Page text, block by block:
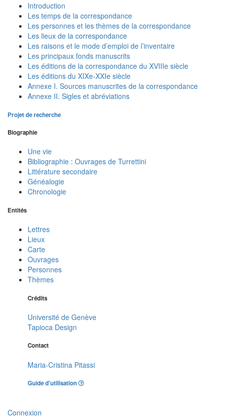
Introduction
Les temps de la correspondance
Les personnes et les thèmes de la correspondance
Les lieux de la correspondance
Les raisons et le mode d’emploi de l’inventaire
Les principaux fonds manuscrits
Les éditions de la correspondance du XVIIIe siècle
Les éditions du XIXe-XXIe siècle
Annexe I. Sources manuscrites de la correspondance
Annexe II. Sigles et abréviations
Projet de recherche
Biographie
Une vie
Bibliographie : Ouvrages de Turrettini
Littérature secondaire
Généalogie
Chronologie
Entités
Lettres
Lieux
Carte
Ouvrages
Personnes
Thèmes
Crédits
Université de Genève
Tapioca Design
Contact
Maria-Cristina Pitassi
Guide d'utilisation
Connexion